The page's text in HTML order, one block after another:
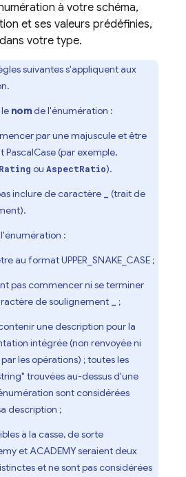
à votre schéma,
et ses valeurs prédéfinies,
votre type.
suivantes s'appliquent aux
nomde l'énumération :
par une majuscule et être
PascalCase (par exemple,
ou AspectRatio).
inclure de caractère
(trait de
:
au format UPPER_SNAKE_CASE ;
pas commencer ni se terminer
de soulignement
;
une description pour la
intégrée (non renvoyée ni
les opérations) ; toutes les
trouvées au-dessus d'une
sont considérées
description ;
à la casse, de sorte
et ACADEMY seraient deux
et ne sont pas considérées